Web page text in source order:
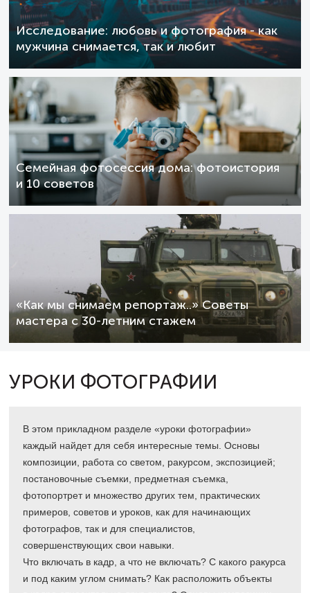
Исследование: любовь и фотография - как
мужчина снимается, так и любит
Семейная фотосессия дома: фотоистория
и 10 советов
«Как мы снимаем репортаж..» Советы
мастера с 30-летним стажем
УРОКИ ФОТОГРАФИИ
В этом прикладном разделе «уроки фотографии»
каждый найдет для себя интересные темы. Основы
композиции, работа со светом, ракурсом, экспозицией;
постановочные съемки, предметная съемка,
фотопортрет и множество других тем, практических
примеров, советов и уроков, как для начинающих
фотографов, так и для специалистов,
совершенствующих свои навыки.
Что включать в кадр, а что не включать? С какого ракурса
и под каким углом снимать? Как расположить объекты